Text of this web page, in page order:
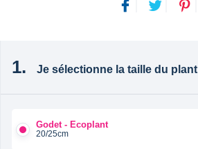
Je sélectionne la taille du plant
Godet - Ecoplant
20/25cm